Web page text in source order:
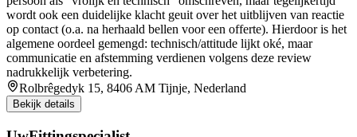
wordt ook een duidelijke klacht geuit over het uitblijven van reactie
op contact (o.a. na herhaald bellen voor een offerte). Hierdoor is het
algemene oordeel gemengd: technisch/attitude lijkt oké, maar
communicatie en afstemming verdienen volgens deze review
nadrukkelijk verbetering.
Rolbrêgedyk 15, 8406 AM Tijnje, Nederland
Bekijk details